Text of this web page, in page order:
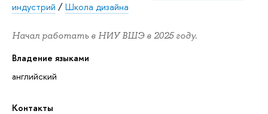
индустрий /Школа дизайна
Начал работать в НИУ ВШЭ в 2025 году.
Владение языками
английский
Контакты